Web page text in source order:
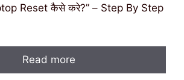
Reset कैसे करे?” – Step By Step
Read more